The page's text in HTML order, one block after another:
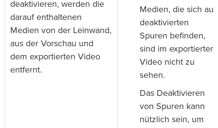
deaktivieren, werden die
darauf enthaltenen
Medien von der Leinwand,
aus der Vorschau und
dem exportierten Video
entfernt.
Medien, die sich auf
deaktivierten
Spuren befinden,
sind im exportierten
Video nicht zu
sehen.
Das Deaktivieren
von Spuren kann
nützlich sein, um